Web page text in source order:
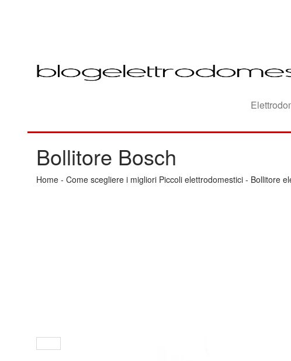
Bollitore Bosch
Home - Come scegliere i migliori Piccoli elettrodomestici - Bollitore